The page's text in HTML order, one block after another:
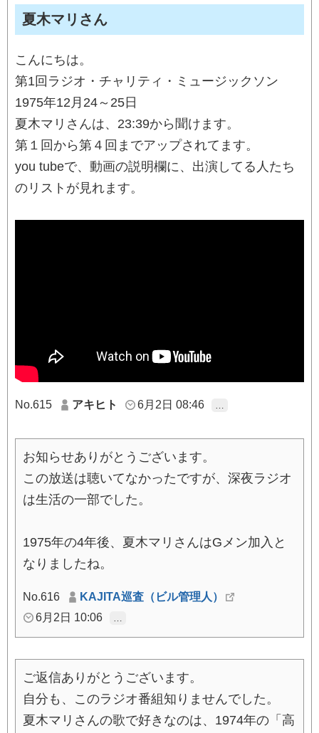
夏木マリさん
こんにちは。
第1回ラジオ・チャリティ・ミュージックソン
1975年12月24～25日
夏木マリさんは、23:39から聞けます。
第１回から第４回までアップされてます。
you tubeで、動画の説明欄に、出演してる人たち
のリストが見れます。
No.615 アキヒト 6月2日 08:46
お知らせありがとうございます。
この放送は聴いてなかったですが、深夜ラジオ
は生活の一部でした。
1975年の4年後、夏木マリさんはGメン加入と
なりましたね。
No.616
KAJITA巡査（ビル管理人）
6月2日 10:06
ご返信ありがとうございます。
自分も、このラジオ番組知りませんでした。
夏木マリさんの歌で好きなのは、1974年の「高